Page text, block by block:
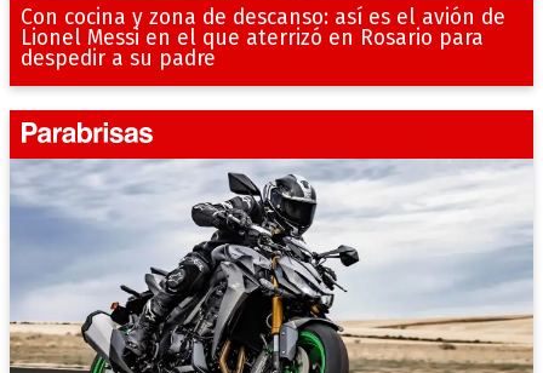
Con cocina y zona de descanso: así es el avión de
Lionel Messi en el que aterrizó en Rosario para
despedir a su padre